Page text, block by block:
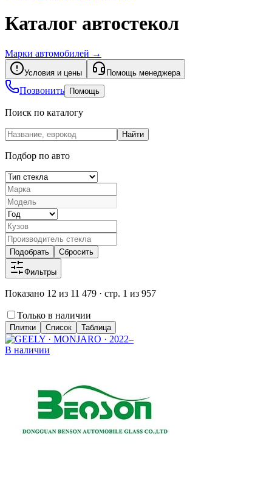
Каталог автостекол
Марки автомобилей →
Условия и цены Помощь менеджера
Позвонить Помощь
Поиск по каталогу
Найти
Подбор по авто
Подобрать Сбросить
Фильтры
Показано 12 из 11 479 · стр. 1 из 957
Только в наличии
Плитки Список Таблица
В наличии